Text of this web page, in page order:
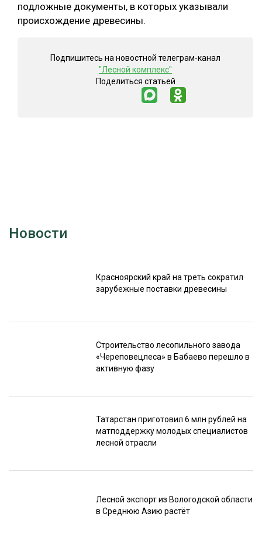
подложные документы, в которых указывали
происхождение древесины.
Подпишитесь на новостной телеграм-канал
"Лесной комплекс"
Поделиться статьей
Новости
Красноярский край на треть сократил
зарубежные поставки древесины
Строительство лесопильного завода
«Череповецлеса» в Бабаево перешло в
активную фазу
Татарстан приготовил 6 млн рублей на
матподдержку молодых специалистов
лесной отрасли
Лесной экспорт из Вологодской области
в Среднюю Азию растёт